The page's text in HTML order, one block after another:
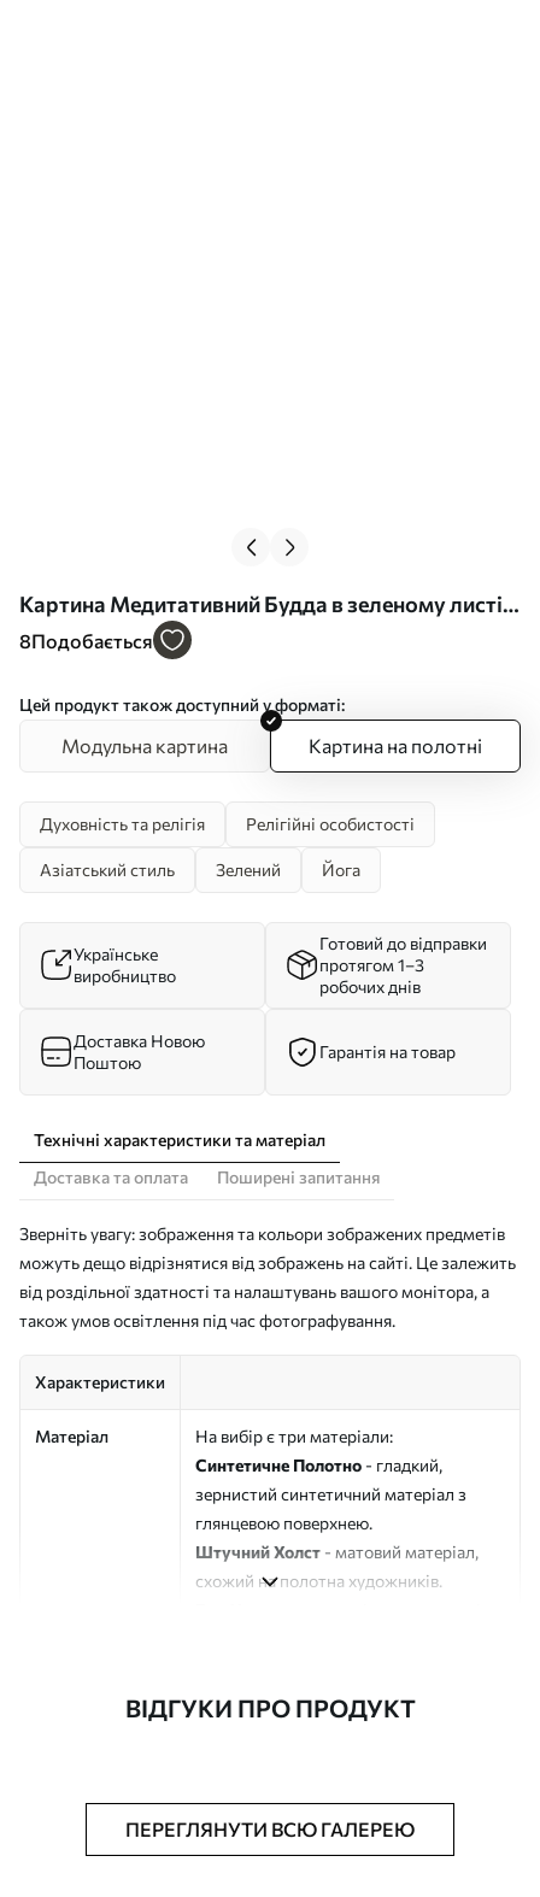
Картина Медитативний Будда в зеленому листі,
духовний Арт. s44029
8Подобається
Цей продукт також доступний у форматі:
Модульна картина Картина на полотні
Духовність та релігія Релігійні особистості
Азіатський стиль Зелений Йога
Українське
виробництво
Готовий до відправки
протягом 1–3
робочих днів
Доставка Новою
Поштою
Гарантія на товар
Технічні характеристики та матеріал
Доставка та оплата
Поширені запитання
Зверніть увагу: зображення та кольори зображених предметів
можуть дещо відрізнятися від зображень на сайті. Це залежить
від роздільної здатності та налаштувань вашого монітора, а
також умов освітлення під час фотографування.
Характеристики
Матеріал
На вибір є три матеріали:
Синтетичне Полотно - гладкий,
зернистий синтетичний матеріал з
глянцевою поверхнею.
Штучний Холст - матовий матеріал,
схожий на полотна художників.
Додатково Можна додати лакове покриття.
ВІДГУКИ ПРО ПРОДУКТ
ПЕРЕГЛЯНУТИ ВСЮ ГАЛЕРЕЮ